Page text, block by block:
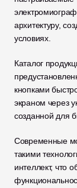
архитектуру,
условиях.
Каталог
кнопками
экраном через
созданной для
Современные
такими
интеллект, что